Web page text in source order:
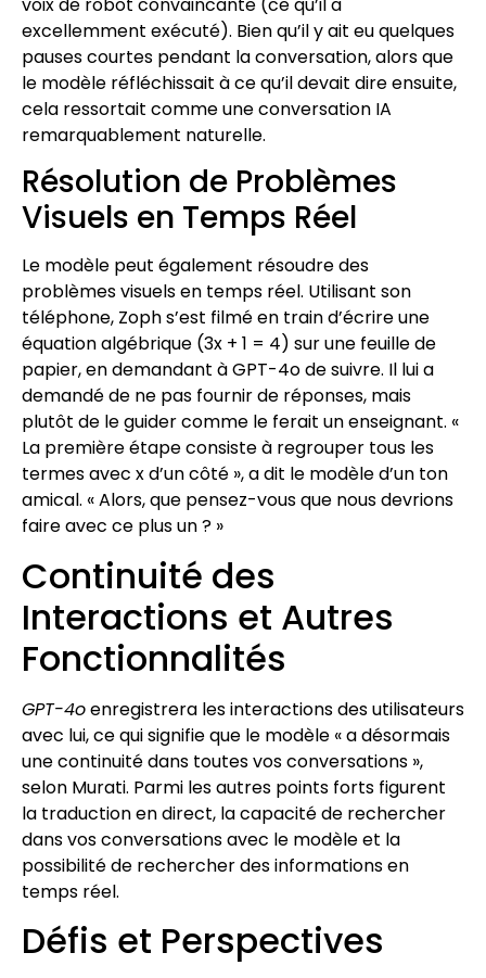
excellemment exécuté). Bien qu’il y ait eu quelques
pauses courtes pendant la conversation, alors que
le modèle réfléchissait à ce qu’il devait dire ensuite,
cela ressortait comme une conversation IA
remarquablement naturelle.
Résolution de Problèmes
Visuels en Temps Réel
Le modèle peut également résoudre des
problèmes visuels en temps réel. Utilisant son
téléphone, Zoph s’est filmé en train d’écrire une
équation algébrique (3x + 1 = 4) sur une feuille de
papier, en demandant à GPT-4o de suivre. Il lui a
demandé de ne pas fournir de réponses, mais
plutôt de le guider comme le ferait un enseignant. «
La première étape consiste à regrouper tous les
termes avec x d’un côté », a dit le modèle d’un ton
amical. « Alors, que pensez-vous que nous devrions
faire avec ce plus un ? »
Continuité des
Interactions et Autres
Fonctionnalités
GPT-4oenregistrera les interactions des utilisateurs
avec lui, ce qui signifie que le modèle « a désormais
une continuité dans toutes vos conversations »,
selon Murati. Parmi les autres points forts figurent
la traduction en direct, la capacité de rechercher
dans vos conversations avec le modèle et la
possibilité de rechercher des informations en
temps réel.
Défis et Perspectives